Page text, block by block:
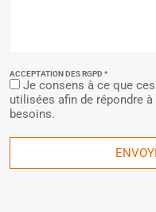
ACCEPTATION DES RGPD *
Je consens à ce que
utilisées afin de répondre
besoins.